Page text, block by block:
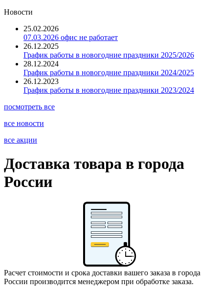
Новости
25.02.2026
07.03.2026 офис не работает
26.12.2025
График работы в новогодние праздники 2025/2026
28.12.2024
График работы в новогодние праздники 2024/2025
26.12.2023
График работы в новогодние праздники 2023/2024
посмотреть все
все новости
все акции
Доставка товара в города
России
Расчет стоимости и срока доставки вашего заказа в города
России производится менеджером при обработке заказа.